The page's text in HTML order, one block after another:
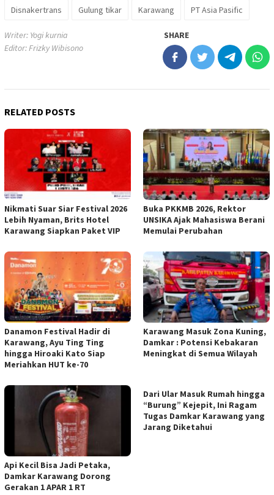
Disnakertrans Gulung tikar Karawang PT Asia Pasific
Writer: Yogi kurnia
Editor: Frizky Wibisono
SHARE
RELATED POSTS
Nikmati Suar Siar Festival 2026
Lebih Nyaman, Brits Hotel
Karawang Siapkan Paket VIP
Buka PKKMB 2026, Rektor
UNSIKA Ajak Mahasiswa Berani
Memulai Perubahan
Danamon Festival Hadir di
Karawang, Ayu Ting Ting
hingga Hiroaki Kato Siap
Meriahkan HUT ke-70
Karawang Masuk Zona Kuning,
Damkar : Potensi Kebakaran
Meningkat di Semua Wilayah
Api Kecil Bisa Jadi Petaka,
Damkar Karawang Dorong
Gerakan 1 APAR 1 RT
Dari Ular Masuk Rumah hingga
“Burung” Kejepit, Ini Ragam
Tugas Damkar Karawang yang
Jarang Diketahui